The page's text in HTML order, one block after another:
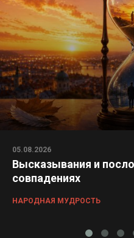
05.08.2026
Высказывания и
совпадениях
НАРОДНАЯ МУДРОСТЬ